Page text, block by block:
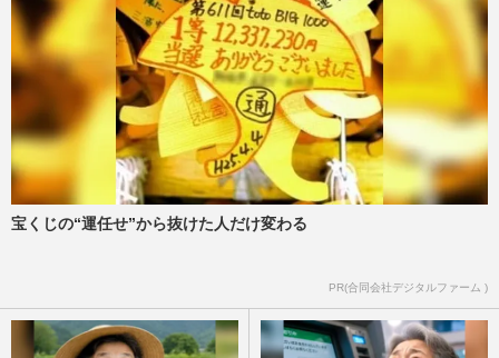
宝くじの“運任せ”から抜けた人だけ変わる
PR(合同会社デジタルファーム )